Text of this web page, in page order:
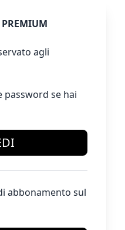
agli
password se hai
abbonamento sul